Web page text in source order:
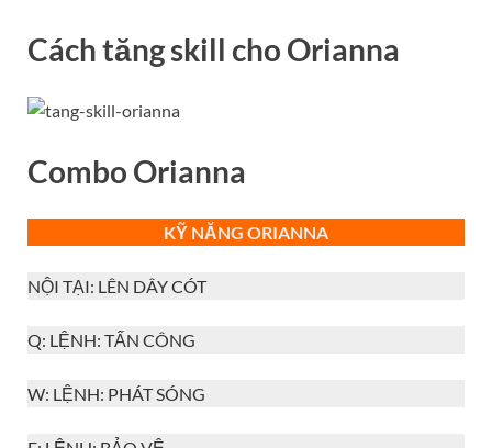
Cách tăng skill cho Orianna
Combo Orianna
KỸ NĂNG ORIANNA
NỘI TẠI: LÊN DÂY CÓT
Q: LỆNH: TẤN CÔNG
W: LỆNH: PHÁT SÓNG